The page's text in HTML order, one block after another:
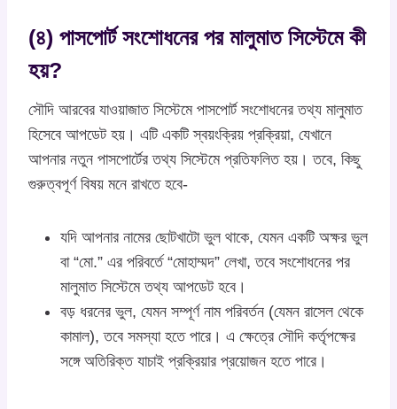
(৪) পাসপোর্ট সংশোধনের পর মালুমাত সিস্টেমে কী
হয়?
সৌদি আরবের যাওয়াজাত সিস্টেমে পাসপোর্ট সংশোধনের তথ্য মালুমাত
হিসেবে আপডেট হয়। এটি একটি স্বয়ংক্রিয় প্রক্রিয়া, যেখানে
আপনার নতুন পাসপোর্টের তথ্য সিস্টেমে প্রতিফলিত হয়। তবে, কিছু
গুরুত্বপূর্ণ বিষয় মনে রাখতে হবে-
যদি আপনার নামের ছোটখাটো ভুল থাকে, যেমন একটি অক্ষর ভুল
বা “মো.” এর পরিবর্তে “মোহাম্মদ” লেখা, তবে সংশোধনের পর
মালুমাত সিস্টেমে তথ্য আপডেট হবে।
বড় ধরনের ভুল, যেমন সম্পূর্ণ নাম পরিবর্তন (যেমন রাসেল থেকে
কামাল), তবে সমস্যা হতে পারে। এ ক্ষেত্রে সৌদি কর্তৃপক্ষের
সঙ্গে অতিরিক্ত যাচাই প্রক্রিয়ার প্রয়োজন হতে পারে।